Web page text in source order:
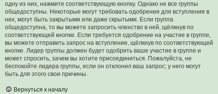
одну из них, нажмите соответствующую кнопку. Однако не все группы
общедоступны. Некоторые могут требовать одобрения для вступления в
них, могут быть закрытыми или даже скрытыми. Если группа
общедоступна, то вы можете запросить членство в ней, щёлкнув по
соответствующей кнопке. Если требуется одобрение на участие в группе,
вы можете отправить запрос на вступление, щёлкнув по соответствующей
кнопке. Лидер группы должен будет одобрить ваше участие в группе и
может спросить, зачем вы хотите присоединиться. Пожалуйста, не
беспокойте лидера группы, если он отклонил ваш запрос; у него могут
быть для этого свои причины.
Вернуться к началу